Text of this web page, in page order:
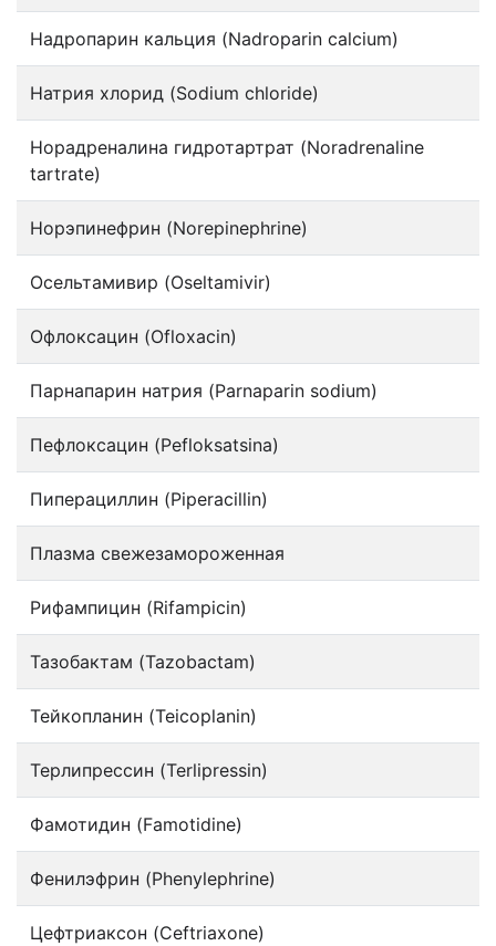
Надропарин кальция (Nadroparin calcium)
Натрия хлорид (Sodium chloride)
Норадреналина гидротартрат (Noradrenaline
tartrate)
Норэпинефрин (Norepinephrine)
Осельтамивир (Oseltamivir)
Офлоксацин (Ofloxacin)
Парнапарин натрия (Parnaparin sodium)
Пефлоксацин (Pefloksatsina)
Пиперациллин (Piperacillin)
Плазма свежезамороженная
Рифампицин (Rifampicin)
Тазобактам (Tazobactam)
Тейкопланин (Teicoplanin)
Терлипрессин (Terlipressin)
Фамотидин (Famotidine)
Фенилэфрин (Phenylephrine)
Цефтриаксон (Ceftriaxone)